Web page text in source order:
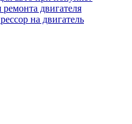
двигателя
на двигатель